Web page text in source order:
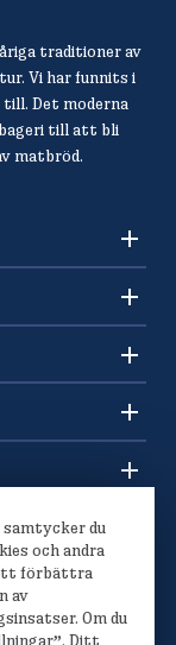
traditioner av
Vi har funnits i
Det moderna
till att bli
matbröd.
du
och andra
förbättra
av
Om du
Ditt